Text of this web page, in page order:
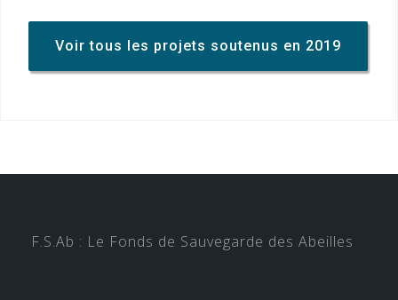
Voir tous les projets soutenus en 2019
F.S.Ab : Le Fonds de Sauvegarde des Abeilles